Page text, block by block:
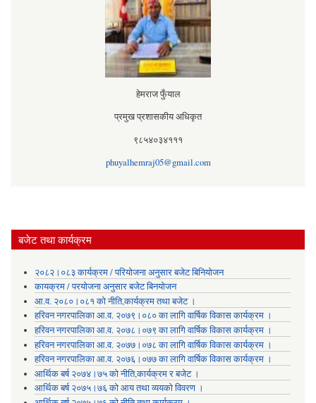
हेमराज फुँयाल
प्रमुख प्रशासकीय अधिकृत
९८५४०३४१११
phuyalhemraj05@gmail.com
बजेट तथा कार्यक्रम
२०८२।०८३ कार्यक्रम / परियोजना अनुसार बजेट बिनियोजन
कायक्रम / परयोजना अनुसार बजेट बिनयोजन
आ.व. २०८०।०८१ को नीति,कार्यक्रम तथा बजेट ।
हरिवन नगरपालिका आ‍.व. २०७९।०८० का लागि वार्षिक विकास कार्यक्रम ।
हरिवन नगरपालिका आ‍.व. २०७८।०७९ का लागि वार्षिक विकास कार्यक्रम ।
हरिवन नगरपालिका आ‍.व. २०७७।०७८ का लागि वार्षिक विकास कार्यक्रम ।
हरिवन नगरपालिका आ‍.व. २०७६।०७७ का लागि वार्षिक विकास कार्यक्रम ।
आर्थिक बर्ष २०७४।७५ को नीति,कार्यक्रम र बजेट ।
आर्थिक बर्ष २०७५।७६ को आय तथा व्ययकाे विवरण ।